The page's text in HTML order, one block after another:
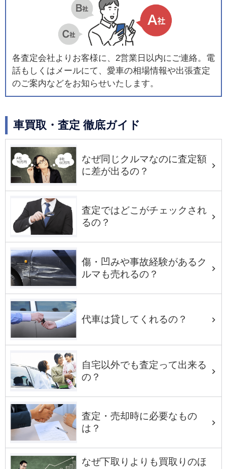
各査定会社よりお客様に、2営業日以内にご連絡。電
話もしくはメールにて、愛車の相場情報や出張査定
のご案内などをお知らせいたします。
車買取・査定 徹底ガイド
なぜ同じクルマなのに査定額
に差が出るの？
査定ではどこがチェックされ
るの？
傷・凹みや事故経験があるク
ルマも売れるの？
代車は貸してくれるの？
自宅以外でも査定って出来る
の？
査定・売却時に必要なもの
は？
なぜ下取りよりも買取りのほ